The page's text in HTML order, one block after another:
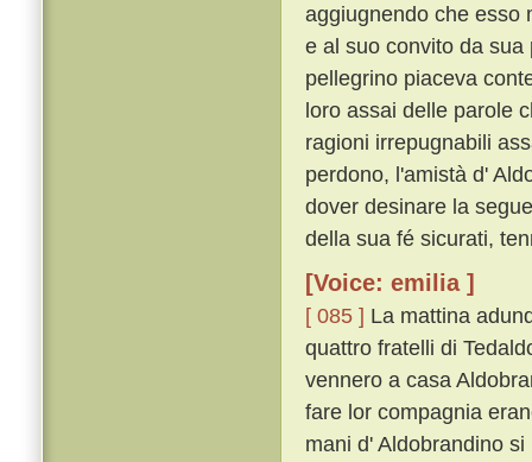
aggiugnendo che esso
e al suo convito da
pellegrino piaceva
loro assai delle parole
ragioni irrepugnabili
perdono, l'amistà d'
dover desinare la
della sua fé sicurati,
[Voice: emilia ]
[ 085 ] La mattina
quattro fratelli di
vennero a casa
fare lor compagnia
mani d' Aldobrandino